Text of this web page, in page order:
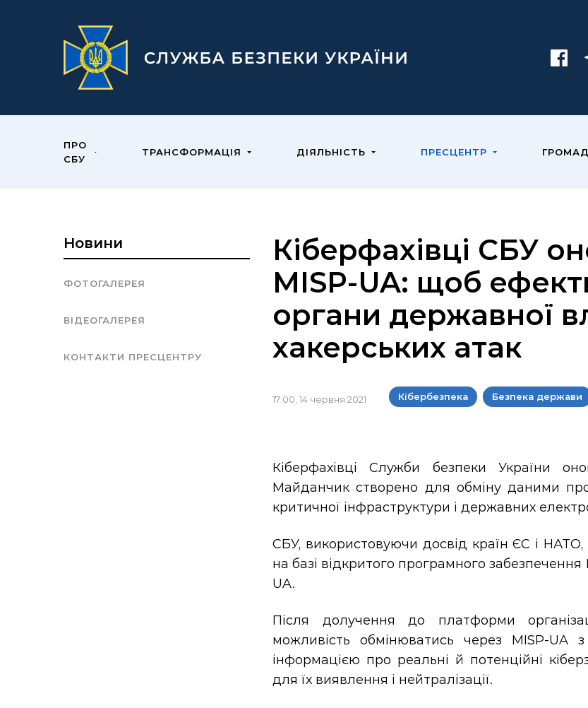
ПРО
СБУ
ТРАНСФОРМАЦІЯ ДІЯЛЬНІСТЬ ПРЕСЦЕНТР
Новини
ФОТОГАЛЕРЕЯ
ВІДЕОГАЛЕРЕЯ
КОНТАКТИ ПРЕСЦЕНТРУ
Кіберфахівці СБУ
MISP-UA: щоб
органи державної
хакерських атак
17:00, 14 червня 2021 Кібербезпека Безпека держави
Кіберфахівці Служби безпеки України
Майданчик створено для обміну даними про
критичної інфраструктури і державних
СБУ, використовуючи досвід країн ЄС і
на базі відкритого програмного
UA.
Після долучення до платформи
можливість обмінюватись через MISP-
інформацією про реальні й потенційні
для їх виявлення і нейтралізації.